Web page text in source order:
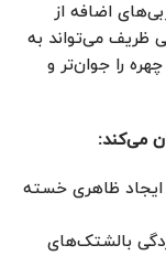
اضافه از
ظریف می‌تواند به
را جوان‌تر و
می‌کند:
ظاهری خسته
بالشتک‌های